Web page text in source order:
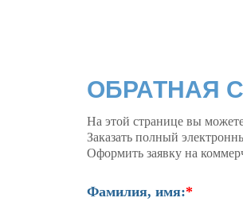
ОБРАТНАЯ
На этой странице вы
Заказать полный
Оформить заявку на
Фамилия, имя:*